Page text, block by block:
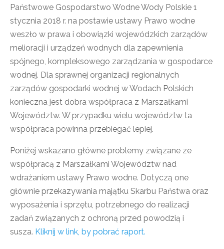
Państwowe Gospodarstwo Wodne Wody Polskie 1
stycznia 2018 r. na postawie ustawy Prawo wodne
weszło w prawa i obowiązki wojewódzkich zarządów
melioracji i urządzeń wodnych dla zapewnienia
spójnego, kompleksowego zarządzania w gospodarce
wodnej. Dla sprawnej organizacji regionalnych
zarządów gospodarki wodnej w Wodach Polskich
konieczna jest dobra współpraca z Marszałkami
Województw. W przypadku wielu województw ta
współpraca powinna przebiegać lepiej.
Poniżej wskazano główne problemy związane ze
współpracą z Marszałkami Województw nad
wdrażaniem ustawy Prawo wodne. Dotyczą one
głównie przekazywania majątku Skarbu Państwa oraz
wyposażenia i sprzętu, potrzebnego do realizacji
zadań związanych z ochroną przed powodzią i
susza. Kliknij w link, by pobrać raport.